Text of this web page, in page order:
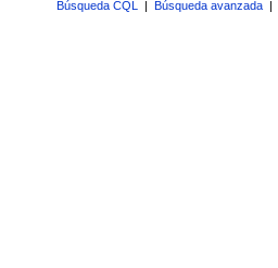
Búsqueda CQL | Búsqueda avanzada |